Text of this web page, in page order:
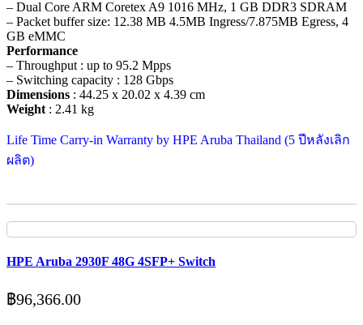
– Dual Core ARM Coretex A9 1016 MHz, 1 GB DDR3 SDRAM
– Packet buffer size: 12.38 MB 4.5MB Ingress/7.875MB Egress, 4
GB eMMC
Performance
– Throughput : up to 95.2 Mpps
– Switching capacity : 128 Gbps
Dimensions : 44.25 x 20.02 x 4.39 cm
Weight : 2.41 kg
Life Time Carry-in Warranty by HPE Aruba Thailand (5 ปีหลังเลิก
ผลิต)
HPE Aruba 2930F 48G 4SFP+ Switch
฿96,366.00